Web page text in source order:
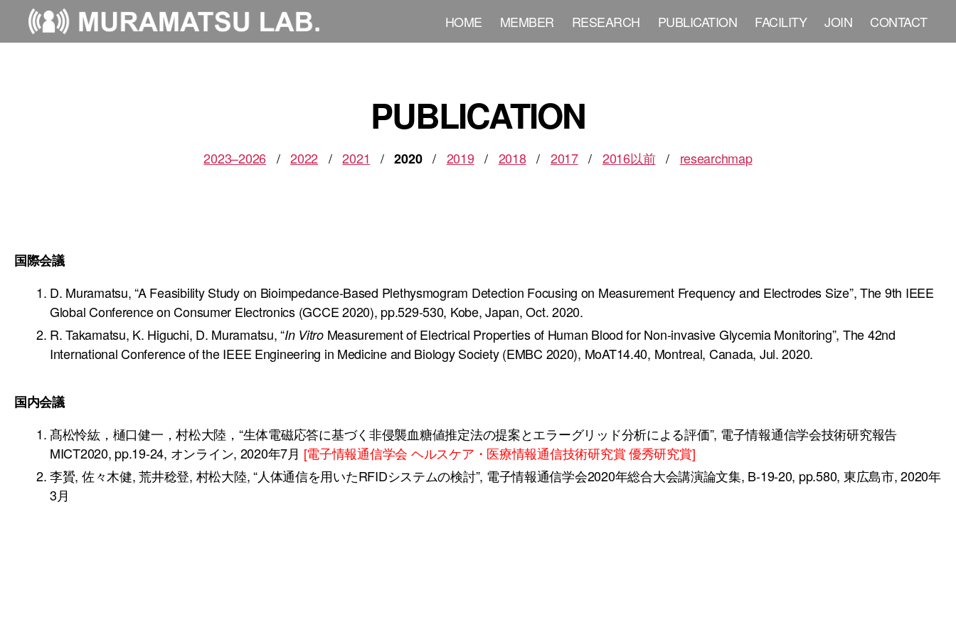
HOME MEMBER RESEARCH PUBLICATION FACILITY JOIN CONTACT
PUBLICATION
2023–2026 / 2022 / 2021 / 2020 / 2019 / 2018 / 2017 / 2016以前 / researchmap
国際会議
D. Muramatsu, “A Feasibility Study on Bioimpedance-Based Plethysmogram Detection Focusing on Measurement Frequency and Electrodes Size”, The 9th IEEE
Global Conference on Consumer Electronics (GCCE 2020), pp.529-530, Kobe, Japan, Oct. 2020.
R. Takamatsu, K. Higuchi, D. Muramatsu, “In VitroMeasurement of Electrical Properties of Human Blood for Non-invasive Glycemia Monitoring”, The 42nd
International Conference of the IEEE Engineering in Medicine and Biology Society (EMBC 2020), MoAT14.40, Montreal, Canada, Jul. 2020.
国内会議
髙松怜紘，樋口健一，村松大陸，“生体電磁応答に基づく非侵襲血糖値推定法の提案とエラーグリッド分析による評価”, 電子情報通信学会技術研究報告
MICT2020, pp.19-24, オンライン, 2020年7月 [電子情報通信学会 ヘルスケア・医療情報通信技術研究賞 優秀研究賞]
李贇, 佐々木健, 荒井稔登, 村松大陸, “人体通信を用いたRFIDシステムの検討”, 電子情報通信学会2020年総合大会講演論文集, B-19-20, pp.580, 東広島市, 2020年
3月